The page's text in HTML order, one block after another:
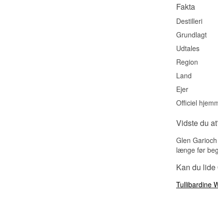
Fakta
Destilleri
Grundlagt
Udtales
Region
Land
Ejer
Officiel
Vidste du
Glen
længe før
Kan du
Tullibardine